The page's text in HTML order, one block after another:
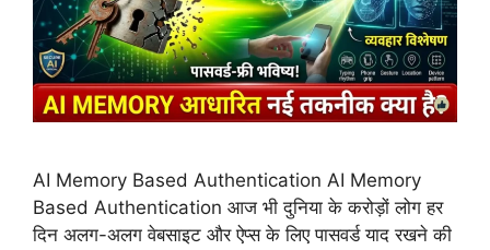
AI Memory Based Authentication AI Memory
Based Authentication आज भी दुनिया के करोड़ों लोग हर
दिन अलग-अलग वेबसाइट और ऐप्स के लिए पासवर्ड याद रखने की